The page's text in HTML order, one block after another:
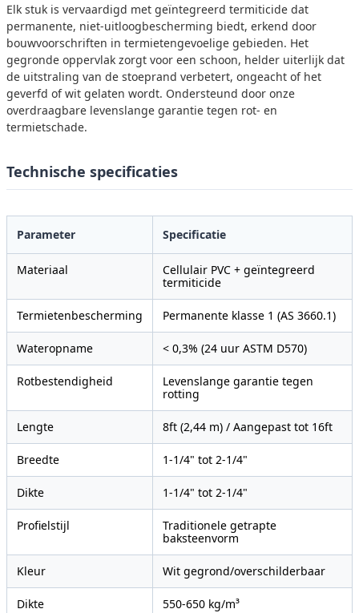
Elk stuk is vervaardigd met geïntegreerd termiticide dat
permanente, niet-uitloogbescherming biedt, erkend door
bouwvoorschriften in termietengevoelige gebieden. Het
gegronde oppervlak zorgt voor een schoon, helder uiterlijk dat
de uitstraling van de stoeprand verbetert, ongeacht of het
geverfd of wit gelaten wordt. Ondersteund door onze
overdraagbare levenslange garantie tegen rot- en
termietschade.
Technische specificaties
Parameter Specificatie
Materiaal
Cellulair PVC + geïntegreerd
termiticide
Termietenbescherming Permanente klasse 1 (AS 3660.1)
Wateropname < 0,3% (24 uur ASTM D570)
Rotbestendigheid
Levenslange garantie tegen
rotting
Lengte 8ft (2,44 m) / Aangepast tot 16ft
Breedte 1-1/4" tot 2-1/4"
Dikte 1-1/4" tot 2-1/4"
Profielstijl
Traditionele getrapte
baksteenvorm
Kleur Wit gegrond/overschilderbaar
Dikte 550-650 kg/m³